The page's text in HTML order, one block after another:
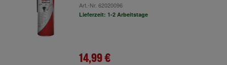
Art.-Nr. 62020096
Lieferzeit: 1-2 Arbeitstage
14,99 €